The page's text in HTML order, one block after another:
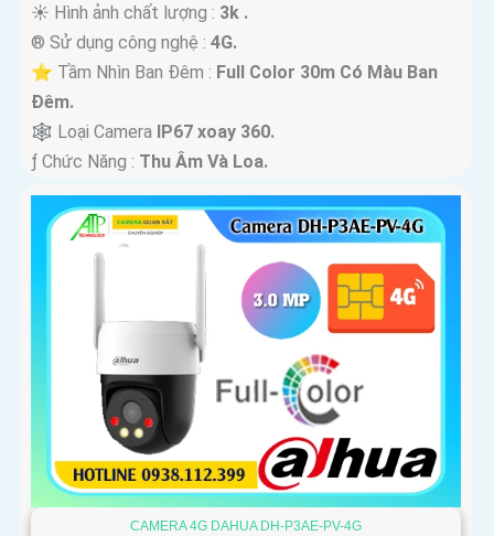
☀️ Hình ảnh chất lượng : 3k .
®️ Sử dụng công nghệ : 4G.
⭐ Tầm Nhìn Ban Đêm : Full Color 30m Có Màu Ban
Ðêm.
🕸️ Loại Camera IP67 xoay 360.
️ƒ Chức Năng : Thu Âm Và Loa.
CAMERA 4G DAHUA DH-P3AE-PV-4G